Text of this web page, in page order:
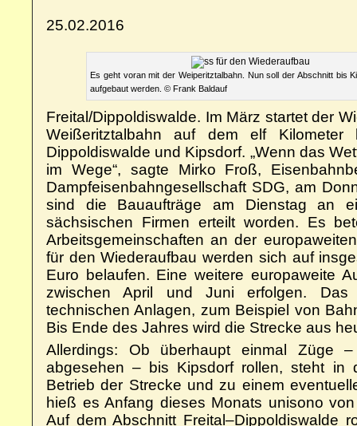
25.02.2016
Es geht voran mit der Weiperitztalbahn. Nun soll der Abschnitt bis
aufgebaut werden. © Frank Baldauf
Freital/Dippoldiswalde. Im März startet der
Weißeritztalbahn auf dem elf Kilometer
Dippoldiswalde und Kipsdorf. „Wenn das
im Wege“, sagte Mirko Froß,
Dampfeisenbahngesellschaft SDG, am
sind die Bauaufträge am Dienstag an
sächsischen Firmen erteilt worden. Es
Arbeitsgemeinschaften an der
für den Wiederaufbau werden sich auf
Euro belaufen. Eine weitere europaweite
zwischen April und Juni erfolgen.
technischen Anlagen, zum Beispiel von
Bis Ende des Jahres wird die Strecke aus
Allerdings: Ob überhaupt einmal Züge
abgesehen – bis Kipsdorf rollen, steht in
Betrieb der Strecke und zu einem
hieß es Anfang dieses Monats unisono
Auf dem Abschnitt Freital–Dippoldiswalde